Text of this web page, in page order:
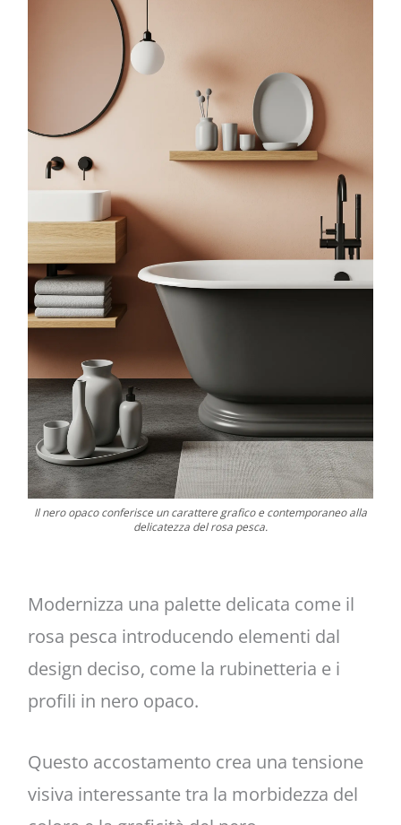
Il nero opaco conferisce un carattere grafico e contemporaneo alla
delicatezza del rosa pesca.
Modernizza una palette delicata come il
rosa pesca introducendo elementi dal
design deciso, come la rubinetteria e i
profili in nero opaco.
Questo accostamento crea una tensione
visiva interessante tra la morbidezza del